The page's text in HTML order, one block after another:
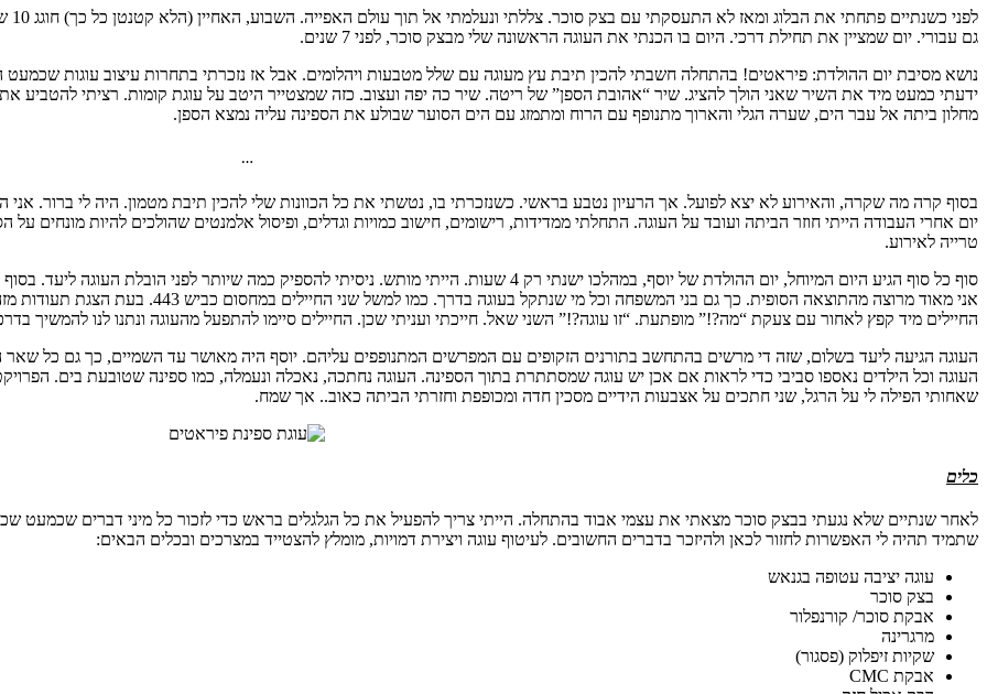
גם עבורי. יום שמציין את תחילת דרכי. היום בו הכנתי את העוגה הראשונה שלי מבצק סוכר, לפני 7 שנים.
נושא מסיבת יום ההולדת: פיראטים! בהתחלה חשבתי להכין תיבת עץ מעוגה עם שלל מטבעות ויהלומים. אבל אז נזכרתי בתחרות עיצוב עוגות
ידעתי כמעט מיד את השיר שאני הולך להציג. שיר “אהובת הספן” של ריטה. שיר כה יפה ועצוב. כזה שמצטייר היטב על עוגת קומות. רציתי להטביע
מחלון ביתה אל עבר הים, שערה הגלי והארוך מתנופף עם הרוח ומתמזג עם הים הסוער שבולע את הספינה עליה נמצא הספן.
…
יום אחרי העבודה הייתי חוזר הביתה ועובד על העוגה. התחלתי ממדידות, רישומים, חישוב כמויות וגדלים, ופיסול אלמנטים שהולכים להיות מונחים
טרייה לאירוע.
סוף כל סוף הגיע היום המיוחל, יום ההולדת של יוסף, במהלכו ישנתי רק 4 שעות. הייתי מותש. ניסיתי להספיק
אני מאוד מרוצה מהתוצאה הסופית. כך גם בני
החיילים מיד קפץ לאחור עם צעקת “מה?!” מופתעת. “זו עוגה?!” השני שאל. חייכתי ועניתי שכן. החיילים סיימו להתפעל מהעוגה ונתנו לנו להמשיך
העוגה הגיעה ליעד בשלום, שזה די מרשים בהתחשב בתורנים הזקופים עם המפרשים המתנופפים עליהם. יוסף היה מאושר עד השמיים, כך גם כל שאר
העוגה וכל הילדים נאספו סביבי כדי לראות אם אכן יש עוגה שמסתתרת בתוך הספינה. העוגה נחתכה, נאכלה ונעמלה, כמו ספינה שטובעת בים.
שאחותי הפילה לי על הרגל, שני חתכים על אצבעות הידיים מסכין חדה ומכופפת וחזרתי הביתה כאוב.. אך שמח.
כלים
לאחר שנתיים שלא נגעתי בבצק סוכר מצאתי את עצמי אבוד בהתחלה. הייתי צריך להפעיל את כל הגלגלים בראש כדי לזכור כל מיני דברים שכמעט
שתמיד תהיה לי האפשרות לחזור לכאן ולהיזכר בדברים החשובים. לעיטוף עוגה ויצירת דמויות, מומלץ להצטייד במצרכים ובכלים הבאים:
עוגה יציבה עטופה בגנאש
בצק סוכר
אבקת סוכר/ קורנפלור
מרגרינה
שקיות זיפלוק (פסגור)
אבקת CMC